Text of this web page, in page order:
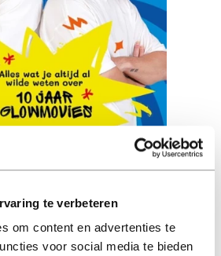
te verbeteren
om content en advertenties te
voor social media te bieden
jubileumboek
ebook 14,49